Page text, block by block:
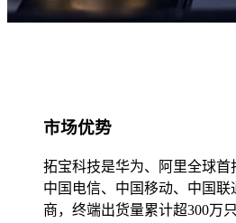
市场优势
拓宝科技是华为、阿里全球首
中国电信、中国移动、中国
商，终端出货量累计超300万